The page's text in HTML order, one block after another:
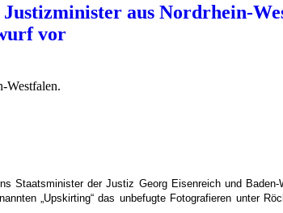
aus Nordrhein-
vor
Westfalen.
Staatsminister der Justiz Georg Eisenreich und
„Upskirting“ das unbefugte Fotografieren unter